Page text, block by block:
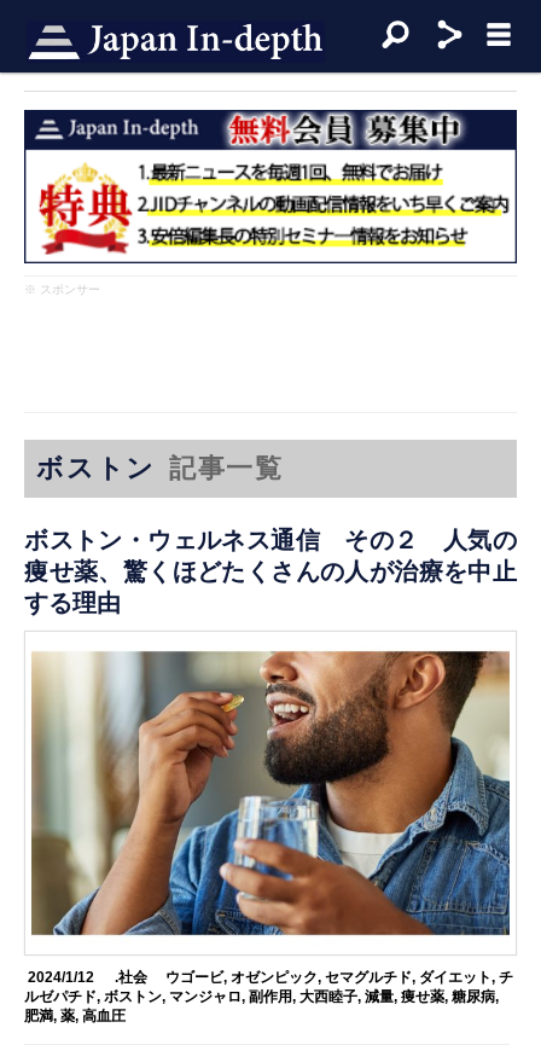
※ スポンサー
ボストン 記事一覧
ボストン・ウェルネス通信 その２ 人気の
痩せ薬、驚くほどたくさんの人が治療を中止
する理由
2024/1/12 .社会 ウゴービ, オゼンピック, セマグルチド, ダイエット, チ
ルゼパチド,ボストン, マンジャロ,副作用,大西睦子,減量,痩せ薬,糖尿病,
肥満,薬,高血圧